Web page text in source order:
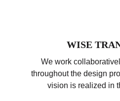
WISE
We work
throughout the design
vision is realized in